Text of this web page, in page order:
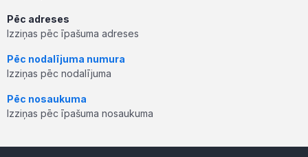
Pēc adreses
Izziņas pēc īpašuma adreses
Pēc nodalījuma numura
Izziņas pēc nodalījuma
Pēc nosaukuma
Izziņas pēc īpašuma nosaukuma